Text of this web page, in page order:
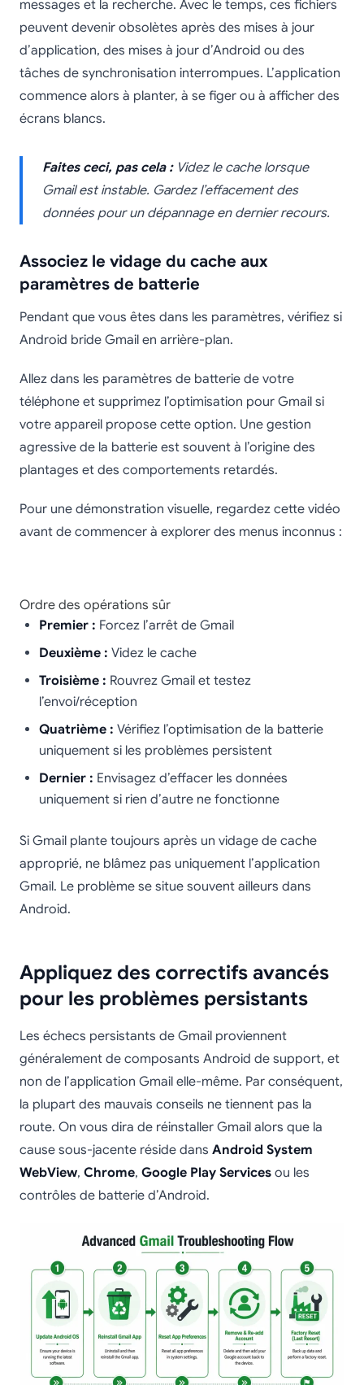
messages et la recherche. Avec le temps, ces fichiers
peuvent devenir obsolètes après des mises à jour
d’application, des mises à jour d’Android ou des
tâches de synchronisation interrompues. L’application
commence alors à planter, à se figer ou à afficher des
écrans blancs.
Faites ceci, pas cela :Videz le cache lorsque
Gmail est instable. Gardez l’effacement des
données pour un dépannage en dernier recours.
Associez le vidage du cache aux
paramètres de batterie
Pendant que vous êtes dans les paramètres, vérifiez si
Android bride Gmail en arrière-plan.
Allez dans les paramètres de batterie de votre
téléphone et supprimez l’optimisation pour Gmail si
votre appareil propose cette option. Une gestion
agressive de la batterie est souvent à l’origine des
plantages et des comportements retardés.
Pour une démonstration visuelle, regardez cette vidéo
avant de commencer à explorer des menus inconnus :
Ordre des opérations sûr
Premier : Forcez l’arrêt de Gmail
Deuxième : Videz le cache
Troisième : Rouvrez Gmail et testez
l’envoi/réception
Quatrième : Vérifiez l’optimisation de la batterie
uniquement si les problèmes persistent
Dernier : Envisagez d’effacer les données
uniquement si rien d’autre ne fonctionne
Si Gmail plante toujours après un vidage de cache
approprié, ne blâmez pas uniquement l’application
Gmail. Le problème se situe souvent ailleurs dans
Android.
Appliquez des correctifs avancés
pour les problèmes persistants
Les échecs persistants de Gmail proviennent
généralement de composants Android de support, et
non de l’application Gmail elle-même. Par conséquent,
la plupart des mauvais conseils ne tiennent pas la
route. On vous dira de réinstaller Gmail alors que la
cause sous-jacente réside dans Android System
WebView, Chrome, Google Play Services ou les
contrôles de batterie d’Android.